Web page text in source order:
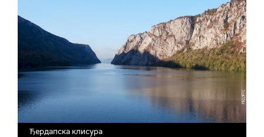
Ђердапска клисура